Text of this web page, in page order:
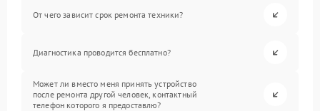
От чего зависит срок ремонта техники?
Диагностика проводится бесплатно?
Может ли вместо меня принять устройство
после ремонта другой человек, контактный
телефон которого я предоставлю?